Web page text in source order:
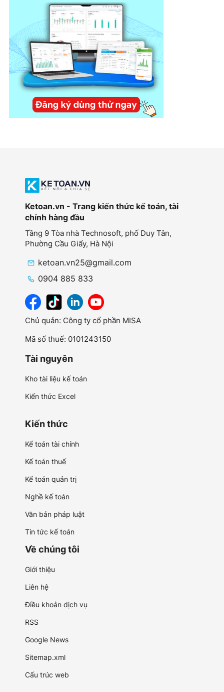
Ketoan.vn - Trang kiến thức kế toán, tài
chính hàng đầu
Tầng 9 Tòa nhà Technosoft, phố Duy Tân,
Phường Cầu Giấy, Hà Nội
ketoan.vn25@gmail.com
0904 885 833
Chủ quản: Công ty cổ phần MISA
Mã số thuế: 0101243150
Tài nguyên
Kho tài liệu kế toán
Kiến thức Excel
Kiến thức
Kế toán tài chính
Kế toán thuế
Kế toán quản trị
Nghề kế toán
Văn bản pháp luật
Tin tức kế toán
Về chúng tôi
Giới thiệu
Liên hệ
Điều khoản dịch vụ
RSS
Google News
Sitemap.xml
Cấu trúc web